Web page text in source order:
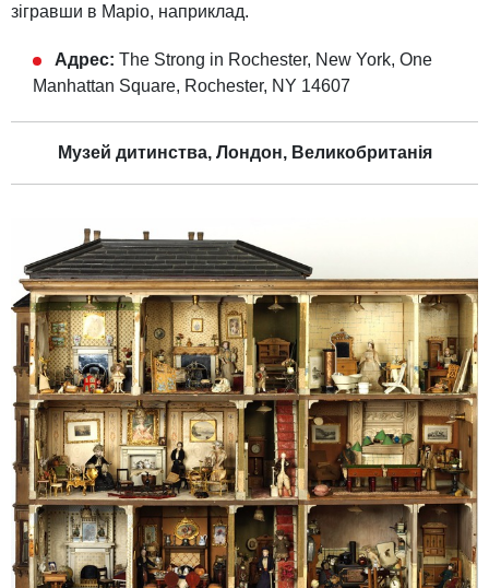
зігравши в Маріо, наприклад.
Адрес: The Strong in Rochester, New York, One
Manhattan Square, Rochester, NY 14607
Музей дитинства, Лондон, Великобританія